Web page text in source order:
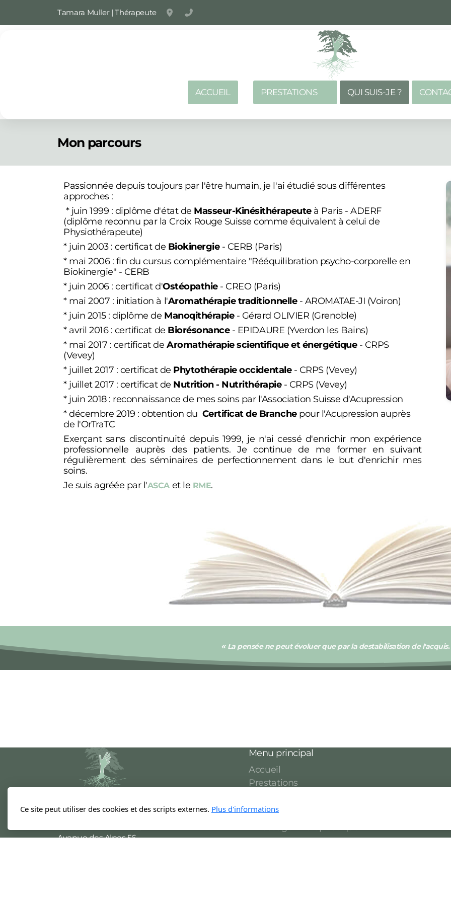
Tamara Muller | Thérapeute Av. des Alpes 56, 1820 Montreux
ACCUEIL PRESTATIONS QUI SUIS-JE ?
Mon parcours
Passionnée depuis toujours par l'être humain, je l'ai étudié sous différentes
approches :
* juin 1999 : diplôme d'état de Masseur-Kinésithérapeuteà Paris - ADERF
(diplôme reconnu par la Croix Rouge Suisse comme équivalent à celui de
Physiothérapeute)
* juin 2003 : certificat de Biokinergie- CERB (Paris)
* mai 2006 : fin du cursus complémentaire "Rééquilibration psycho-corporelle en
Biokinergie" - CERB
* juin 2006 : certificat d'Ostéopathie- CREO (Paris)
* mai 2007 : initiation à l'Aromathérapie traditionnelle- AROMATAE-JI (Voiron)
* juin 2015 : diplôme de Manoqithérapie- Gérard OLIVIER (Grenoble)
* avril 2016 : certificat de Biorésonance- EPIDAURE (Yverdon les Bains)
* mai 2017 : certificat deAromathérapie scientifique et énergétique- CRPS
(Vevey)
* juillet 2017 : certificat de Phytothérapie occidentale- CRPS (Vevey)
* juillet 2017 : certificat de Nutrition - Nutrithérapie- CRPS (Vevey)
* juin 2018 : reconnaissance de mes soins par l'Association Suisse d'Acupression
* décembre 2019 : obtention du Certificat de Branchepour l'Acupression auprès
de l'OrTraTC
Exerçant sans discontinuité depuis 1999, je n'ai cessé d'enrichir mon expérience
professionnelle auprès des patients. Je continue de me former en suivant
régulièrement des séminaires de perfectionnement dans le but d'enrichir mes
soins.
Je suis agréée par l'ASCA et le RME.
« La pensée ne peut évoluer que par la destabilisation de l'acquis.
Tamara Muller
Avenue des Alpes 56
Menu principal
Accueil
Prestations
Acupression / Biokinergie
Ce site peut utiliser des cookies et des scripts externes. Plus d'informations